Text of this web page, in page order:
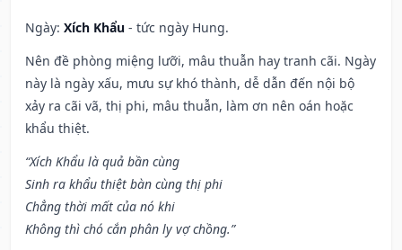
Ngày: Xích Khẩu - tức ngày Hung.
Nên đề phòng miệng lưỡi, mâu thuẫn hay tranh cãi. Ngày
này là ngày xấu, mưu sự khó thành, dễ dẫn đến nội bộ
xảy ra cãi vã, thị phi, mâu thuẫn, làm ơn nên oán hoặc
khẩu thiệt.
“Xích Khẩu là quả bần cùng
Sinh ra khẩu thiệt bàn cùng thị phi
Chẳng thời mất của nó khi
Không thì chó cắn phân ly vợ chồng.”